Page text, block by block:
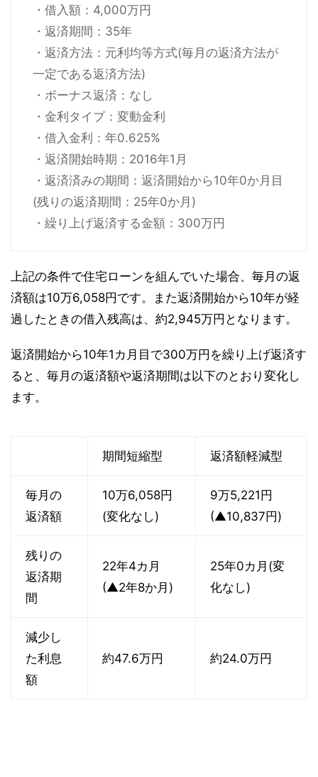
・借入額：4,000万円
・返済期間：35年
・返済方法：元利均等方式(毎月の返済方法が
一定である返済方法)
・ボーナス返済：なし
・金利タイプ：変動金利
・借入金利：年0.625%
・返済開始時期：2016年1月
・返済済みの期間：返済開始から10年0か月目
(残りの返済期間：25年0か月)
・繰り上げ返済する金額：300万円
上記の条件で住宅ローンを組んでいた場合、毎月の返
済額は10万6,058円です。また返済開始から10年が経
過したときの借入残高は、約2,945万円となります。
返済開始から10年1カ月目で300万円を繰り上げ返済す
ると、毎月の返済額や返済期間は以下のとおり変化し
ます。
期間短縮型 返済額軽減型
毎月の
返済額
10万6,058円
(変化なし)
9万5,221円
(▲10,837円)
残りの
返済期
間
22年4カ月
(▲2年8か月)
25年0カ月(変
化なし)
減少し
た利息
額
約47.6万円 約24.0万円